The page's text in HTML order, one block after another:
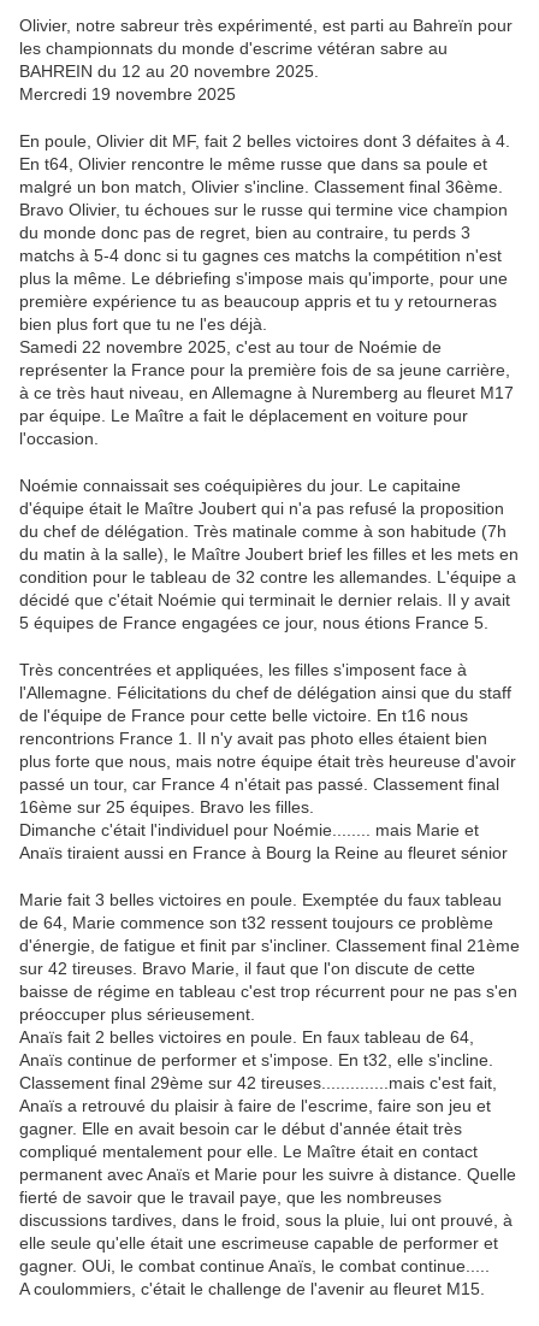
Olivier, notre sabreur très expérimenté, est parti au Bahreïn pour
les championnats du monde d'escrime vétéran sabre au
BAHREIN du 12 au 20 novembre 2025.
Mercredi 19 novembre 2025
En poule, Olivier dit MF, fait 2 belles victoires dont 3 défaites à 4.
En t64, Olivier rencontre le même russe que dans sa poule et
malgré un bon match, Olivier s'incline. Classement final 36ème.
Bravo Olivier, tu échoues sur le russe qui termine vice champion
du monde donc pas de regret, bien au contraire, tu perds 3
matchs à 5-4 donc si tu gagnes ces matchs la compétition n'est
plus la même. Le débriefing s'impose mais qu'importe, pour une
première expérience tu as beaucoup appris et tu y retourneras
bien plus fort que tu ne l'es déjà.
Samedi 22 novembre 2025, c'est au tour de Noémie de
représenter la France pour la première fois de sa jeune carrière,
à ce très haut niveau, en Allemagne à Nuremberg au fleuret M17
par équipe. Le Maître a fait le déplacement en voiture pour
l'occasion.
Noémie connaissait ses coéquipières du jour. Le capitaine
d'équipe était le Maître Joubert qui n'a pas refusé la proposition
du chef de délégation. Très matinale comme à son habitude (7h
du matin à la salle), le Maître Joubert brief les filles et les mets en
condition pour le tableau de 32 contre les allemandes. L'équipe a
décidé que c'était Noémie qui terminait le dernier relais. Il y avait
5 équipes de France engagées ce jour, nous étions France 5.
Très concentrées et appliquées, les filles s'imposent face à
l'Allemagne. Félicitations du chef de délégation ainsi que du staff
de l'équipe de France pour cette belle victoire. En t16 nous
rencontrions France 1. Il n'y avait pas photo elles étaient bien
plus forte que nous, mais notre équipe était très heureuse d'avoir
passé un tour, car France 4 n'était pas passé. Classement final
16ème sur 25 équipes. Bravo les filles.
Dimanche c'était l'individuel pour Noémie........ mais Marie et
Anaïs tiraient aussi en France à Bourg la Reine au fleuret sénior
Marie fait 3 belles victoires en poule. Exemptée du faux tableau
de 64, Marie commence son t32 ressent toujours ce problème
d'énergie, de fatigue et finit par s'incliner. Classement final 21ème
sur 42 tireuses. Bravo Marie, il faut que l'on discute de cette
baisse de régime en tableau c'est trop récurrent pour ne pas s'en
préoccuper plus sérieusement.
Anaïs fait 2 belles victoires en poule. En faux tableau de 64,
Anaïs continue de performer et s'impose. En t32, elle s'incline.
Classement final 29ème sur 42 tireuses..............mais c'est fait,
Anaïs a retrouvé du plaisir à faire de l'escrime, faire son jeu et
gagner. Elle en avait besoin car le début d'année était très
compliqué mentalement pour elle. Le Maître était en contact
permanent avec Anaïs et Marie pour les suivre à distance. Quelle
fierté de savoir que le travail paye, que les nombreuses
discussions tardives, dans le froid, sous la pluie, lui ont prouvé, à
elle seule qu'elle était une escrimeuse capable de performer et
gagner. OUi, le combat continue Anaïs, le combat continue.....
A coulommiers, c'était le challenge de l'avenir au fleuret M15.